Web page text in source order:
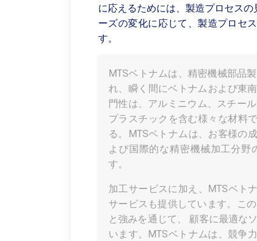
に応えるためには、製造プロセス
ーズの変化に応じて、製造プロセ
す。
MTSベトナムは、精密機械部品
れ、瞬く間にベトナムおよび東
門性は、アルミニウム、スチー
プラスチックを含む様々な材料
る。MTSベトナムは、お客様の
よび国際的な精密機械加工分野
す。
加工サービスに加え、MTSベト
サービスも提供しています。こ
と強みを通じて、 顧客に最適な
います。MTSベトナムは、競争